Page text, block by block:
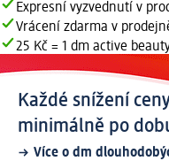
Expresní vyzvednutí v
Vrácení zdarma v
25 Kč = 1 dm active
Každé snížení
minimálně po
Více o dm